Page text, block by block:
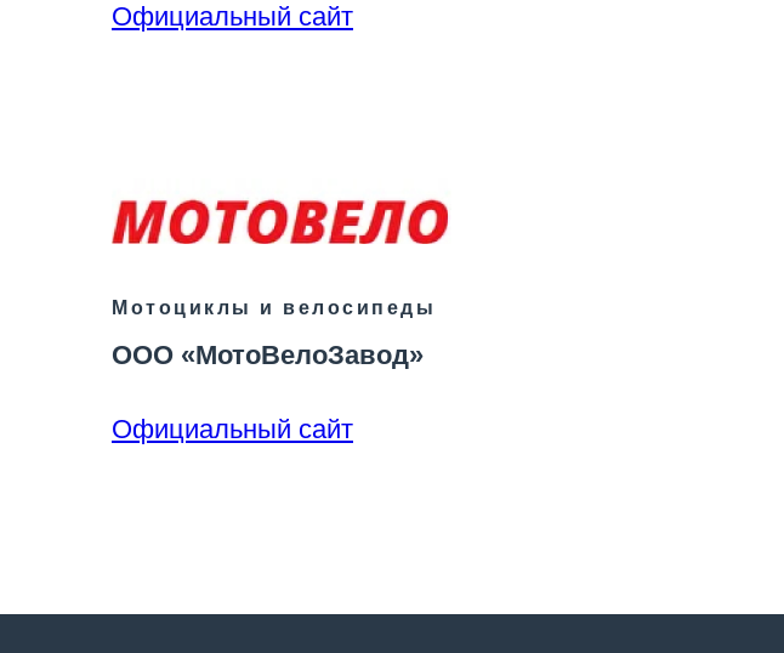
Официальный сайт
Мотоциклы и велосипеды
ООО «МотоВелоЗавод»
Официальный сайт